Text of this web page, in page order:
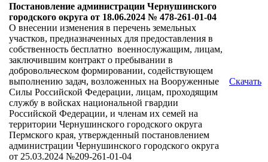
Постановление администрации Чернушинского
городского округа от 18.06.2024 № 478-261-01-04
О внесении изменения в перечень земельных
участков, предназначенных для предоставления в
собственность бесплатно военнослужащим, лицам,
заключившим контракт о пребывании в
добровольческом формировании, содействующем
выполнению задач, возложенных на Вооруженные
Силы Российской Федерации, лицам, проходящим
службу в войсках национальной гвардии
Российской Федерации, и членам их семей на
территории Чернушинского городского округа
Пермского края, утвержденный постановлением
администрации Чернушинского городского округа
от 25.03.2024 №209-261-01-04
Скачать